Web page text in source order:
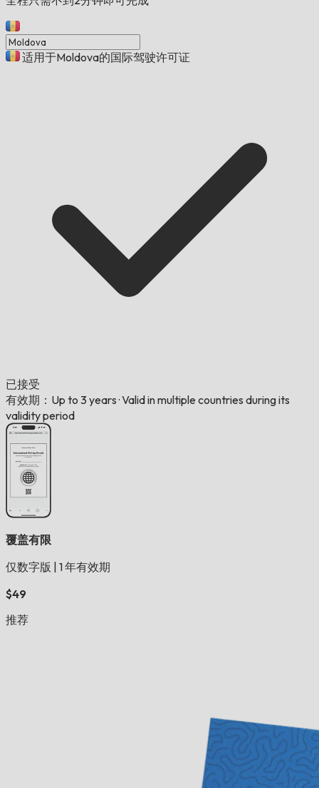
适用于Moldova的国际驾驶许可证
已接受
有效期：Up to 3 years ·Valid in multiple countries during its
validity period
覆盖有限
仅数字版
1 年有效期
$49
推荐